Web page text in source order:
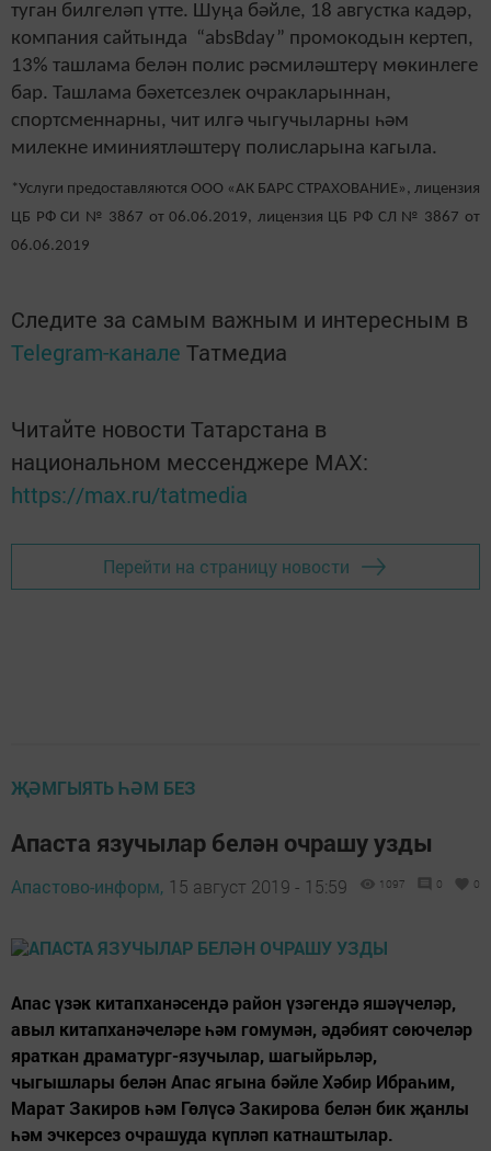
туган билгеләп үтте. Шуңа бәйле, 18 августка кадәр,
компания сайтында “absBday” промокодын кертеп,
13% ташлама белән полис рәсмиләштерү мөкинлеге
бар. Ташлама бәхетсезлек очракларыннан,
спортсменнарны, чит илгә чыгучыларны һәм
милекне иминиятләштерү полисларына кагыла.
*Услуги предоставляются ООО «АК БАРС СТРАХОВАНИЕ», лицензия
ЦБ РФ СИ № 3867 от 06.06.2019, лицензия ЦБ РФ СЛ № 3867 от
06.06.2019
Следите за самым важным и интересным в
Telegram-канале Татмедиа
Читайте новости Татарстана в
национальном мессенджере MАХ:
https://max.ru/tatmedia
Перейти на страницу новости
ҖӘМГЫЯТЬ ҺӘМ БЕЗ
Апаста язучылар белән очрашу узды
Апастово-информ, 15 август 2019 - 15:59 1097 0 0
Апас үзәк китапханәсендә район үзәгендә яшәүчеләр,
авыл китапханәчеләре һәм гомумән, әдәбият сөючеләр
яраткан драматург-язучылар, шагыйрьләр,
чыгышлары белән Апас ягына бәйле Хәбир Ибраһим,
Марат Закиров һәм Гөлүсә Закирова белән бик җанлы
һәм эчкерсез очрашуда күпләп катнаштылар.